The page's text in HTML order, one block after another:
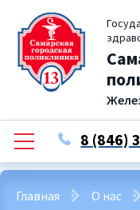
8 (846)
Главная О нас